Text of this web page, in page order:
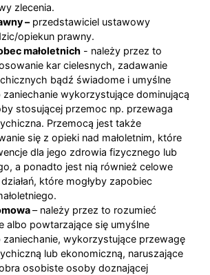
zlecenia.
–przedstawiciel ustawowy
opiekun prawny.
małoletnich- należy przez to
kar cielesnych, zadawanie
bądź świadome i umyślne
zaniechanie wykorzystujące dominującą
stosującej przemoc np. przewaga
Przemocą jest także
się z opieki nad małoletnim, które
dla jego zdrowia fizycznego lub
a ponadto jest nią również celowe
które mogłyby zapobiec
– należy przez to rozumieć
albo powtarzające się umyślne
zaniechanie, wykorzystujące przewagę
lub ekonomiczną, naruszające
osobiste osoby doznającej